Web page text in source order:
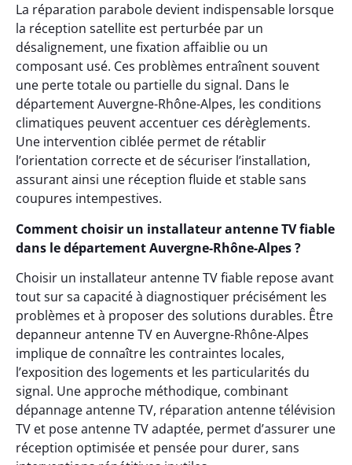
La réparation parabole devient indispensable lorsque
la réception satellite est perturbée par un
désalignement, une fixation affaiblie ou un
composant usé. Ces problèmes entraînent souvent
une perte totale ou partielle du signal. Dans le
département Auvergne-Rhône-Alpes, les conditions
climatiques peuvent accentuer ces dérèglements.
Une intervention ciblée permet de rétablir
l’orientation correcte et de sécuriser l’installation,
assurant ainsi une réception fluide et stable sans
coupures intempestives.
Comment choisir un installateur antenne TV fiable
dans le département Auvergne-Rhône-Alpes ?
Choisir un installateur antenne TV fiable repose avant
tout sur sa capacité à diagnostiquer précisément les
problèmes et à proposer des solutions durables. Être
depanneur antenne TV en Auvergne-Rhône-Alpes
implique de connaître les contraintes locales,
l’exposition des logements et les particularités du
signal. Une approche méthodique, combinant
dépannage antenne TV, réparation antenne télévision
TV et pose antenne TV adaptée, permet d’assurer une
réception optimisée et pensée pour durer, sans